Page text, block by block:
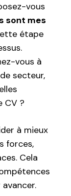
vous
sont mes
étape
vous à
secteur,
CV ?
à mieux
forces,
Cela